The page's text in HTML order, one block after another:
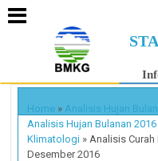
Home » Analisis Hujan
Analisis Hujan Bulanan 2016
Klimatologi » Analisis Curah
Desember 2016